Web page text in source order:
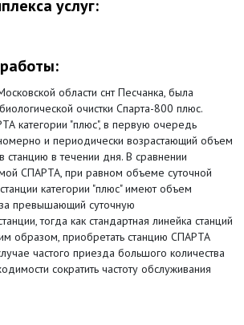
услуг:
области снт Песчанка, была
очистки Спарта-800 плюс.
категории "плюс", в первую очередь
и периодически возрастающий объем
станцию в течении дня. В сравнении
СПАРТА, при равном объеме суточной
категории "плюс" имеют объем
превышающий суточную
тогда как стандартная линейка станций
образом, приобретать станцию СПАРТА
частого приезда большого количества
сократить частоту обслуживания